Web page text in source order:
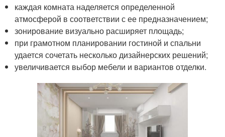
каждая комната наделяется определенной
атмосферой в соответствии с ее предназначением;
зонирование визуально расширяет площадь;
при грамотном планировании гостиной и спальни
удается сочетать несколько дизайнерских решений;
увеличивается выбор мебели и вариантов отделки.